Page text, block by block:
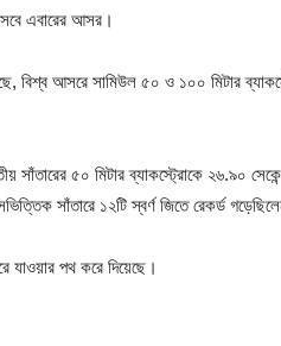
এবারের আসর।
বিশ্ব আসরে সামিউল ৫০ ও ১০০ মিটার
সাঁতারের ৫০ মিটার ব্যাকস্ট্রোকে ২৬.৯০
সাঁতারে ১২টি স্বর্ণ জিতে রেকর্ড
যাওয়ার পথ করে দিয়েছে।